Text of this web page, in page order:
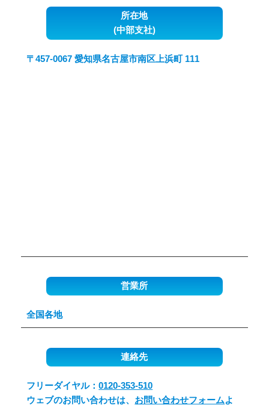
所在地
(中部支社)
〒457-0067 愛知県名古屋市南区上浜町 111
営業所
全国各地
連絡先
フリーダイヤル：0120-353-510
ウェブのお問い合わせは、 お問い合わせフォームよ